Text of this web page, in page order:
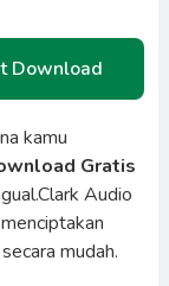
Download
kamu
Gratis
Audio
mudah.